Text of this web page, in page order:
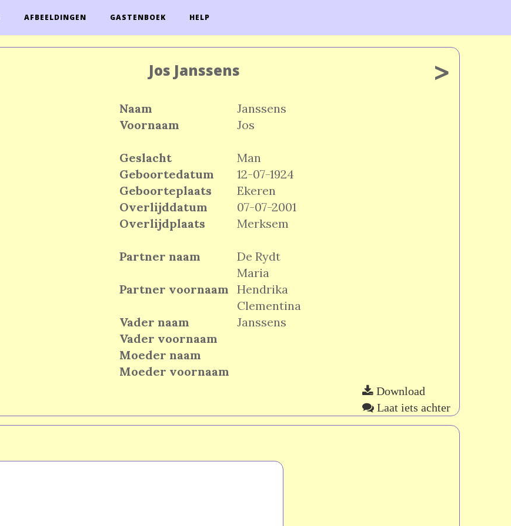
AFBEELDINGEN GASTENBOEK HELP
Jos Janssens
Naam
Janssens
Voornaam
Jos
Geslacht
Man
Geboortedatum
12-07-1924
Geboorteplaats
Ekeren
Overlijddatum
07-07-2001
Overlijdplaats
Merksem
Partner naam De Rydt
Partner voornaam
Maria
Hendrika
Clementina
Vader naam
Janssens
Vader voornaam
Moeder naam
Moeder voornaam
>
Download
Laat iets achter